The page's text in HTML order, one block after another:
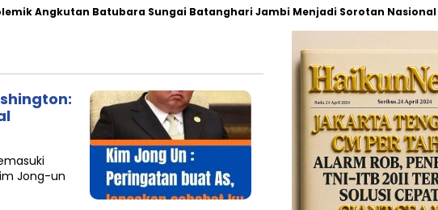
Angkutan Batubara Sungai Batanghari Jambi Menjadi Sorotan Nasional
Jong-un